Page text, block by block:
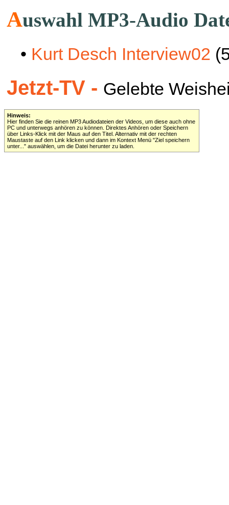
Auswahl MP3-Audio
• Kurt Desch Interview02
Jetzt-TV - Gelebte
Hinweis:
Hier finden Sie die reinen MP3 Audiodateien der Videos, um diese auch ohne
PC und unterwegs anhören zu können. Direktes Anhören oder Speichern
über Links-Klick mit der Maus auf den Titel. Alternativ mit der rechten
Maustaste auf den Link klicken und dann im Kontext Menü "Ziel speichern
unter..." auswählen, um die Datei herunter zu laden.